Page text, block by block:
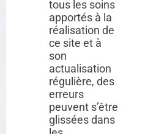
tous les soins
apportés à la
réalisation de
ce site et à
son
actualisation
régulière, des
erreurs
peuvent s’être
glissées dans